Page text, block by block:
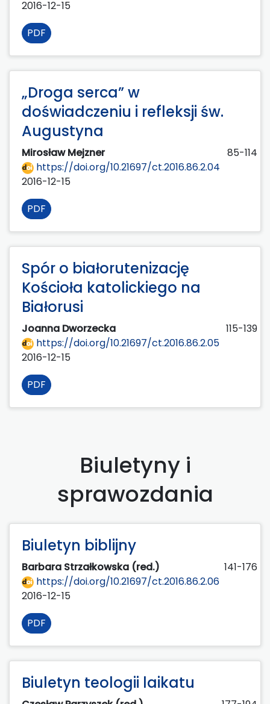
2016-12-15
PDF
„Droga serca” w
doświadczeniu i refleksji św.
Augustyna
Mirosław Mejzner
85-114
https://doi.org/10.21697/ct.2016.86.2.04
2016-12-15
PDF
Spór o białorutenizację
Kościoła katolickiego na
Białorusi
Joanna Dworzecka
115-139
https://doi.org/10.21697/ct.2016.86.2.05
2016-12-15
PDF
Biuletyny i
sprawozdania
Biuletyn biblijny
Barbara Strzałkowska (red.)
141-176
https://doi.org/10.21697/ct.2016.86.2.06
2016-12-15
PDF
Biuletyn teologii laikatu